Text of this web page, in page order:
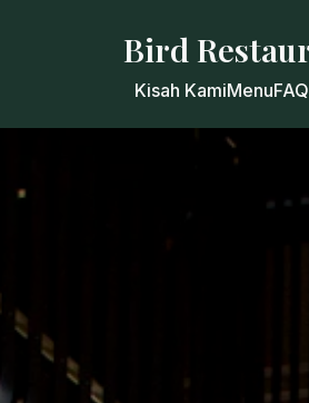
Bird
Kisah KamiMenuFAQ